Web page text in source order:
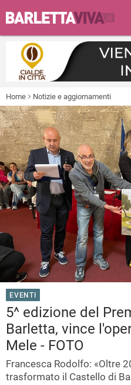
Home Notizie e aggiornamenti
EVENTI
5^ edizione del
Barletta, vince
Mele - FOTO
Francesca Rodolfo: «Oltre
trasformato il Castello di